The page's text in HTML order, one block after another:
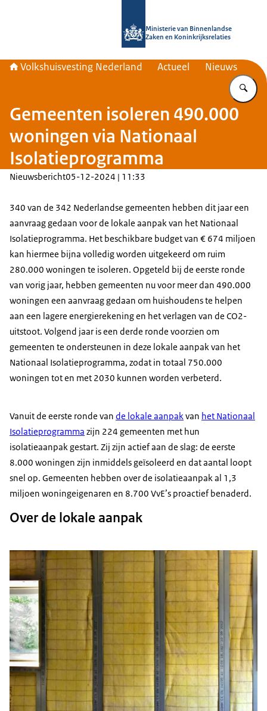
Ministerie van Binnenlandse
Zaken en Koninkrijksrelaties
Volkshuisvesting Nederland Actueel Nieuws
Gemeenten isoleren 490.000
woningen via Nationaal
Isolatieprogramma
Nieuwsbericht05-12-2024 | 11:33
340 van de 342 Nederlandse gemeenten hebben dit jaar een
aanvraag gedaan voor de lokale aanpak van het Nationaal
Isolatieprogramma. Het beschikbare budget van € 674 miljoen
kan hiermee bijna volledig worden uitgekeerd om ruim
280.000 woningen te isoleren. Opgeteld bij de eerste ronde
van vorig jaar, hebben gemeenten nu voor meer dan 490.000
woningen een aanvraag gedaan om huishoudens te helpen
aan een lagere energierekening en het verlagen van de CO2-
uitstoot. Volgend jaar is een derde ronde voorzien om
gemeenten te ondersteunen in deze lokale aanpak van het
Nationaal Isolatieprogramma, zodat in totaal 750.000
woningen tot en met 2030 kunnen worden verbeterd.
Vanuit de eerste ronde van de lokale aanpakvan het Nationaal
Isolatieprogramma zijn 224 gemeenten met hun
isolatieaanpak gestart. Zij zijn actief aan de slag: de eerste
8.000 woningen zijn inmiddels geïsoleerd en dat aantal loopt
snel op. Gemeenten hebben over de isolatieaanpak al 1,3
miljoen woningeigenaren en 8.700 VvE’s proactief benaderd.
Over de lokale aanpak